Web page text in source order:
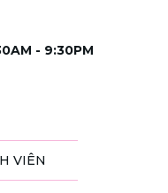
- 9:30PM
VIÊN